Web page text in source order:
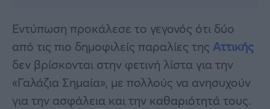
Εντύπωση προκάλεσε το γεγονός ότι δύο
από τις πιο δημοφιλείς παραλίες της Αττικής
δεν βρίσκονται στην φετινή λίστα για την
«Γαλάζια Σημαία», με πολλούς να ανησυχούν
για την ασφάλεια και την καθαριότητά τους.